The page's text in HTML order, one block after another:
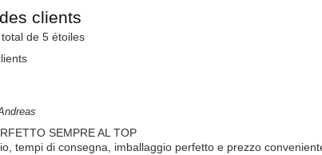
clients
de 5 étoiles
SEMPRE AL TOP
tempi di consegna, imballaggio perfetto e prezzo